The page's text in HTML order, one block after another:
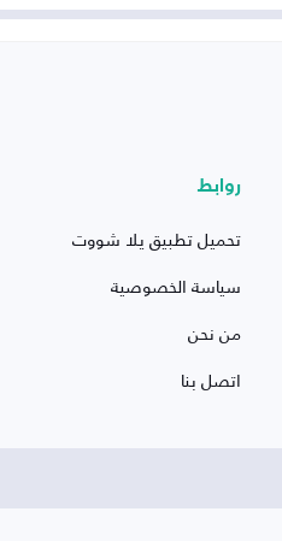
روابط
تحميل تطبيق يلا شووت
سياسة الخصوصية
من نحن
اتصل بنا